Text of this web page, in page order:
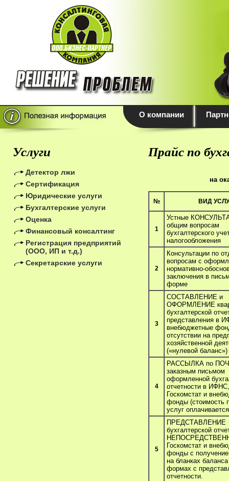
О компании
Прайс по
на
№ ВИД
1
Устные
общим вопросам
бухгалтерского
налогообложения
2
Консультации по
вопросам с
нормативно-
заключения в
форме
3
СОСТАВЛЕНИЕ и
ОФОРМЛЕНИЕ
бухгалтерской
представления в
внебюджетные
отсутствии на
хозяйственной
(«нулевой баланс»)
4
РАССЫЛКА по
заказным письмом
оформленной
отчетности в ИФНС,
Госкомстат и
фонды (стоимость
услуг
5
ПРЕДСТАВЛЕНИЕ
бухгалтерской
Госкомстат и
фонды с
на бланках
формах с
отчетности.
Услуги
Детектор лжи
Сертификация
Юридические услуги
Бухгалтерские услуги
Оценка
Финансовый консалтинг
Регистрация предприятий
(ООО, ИП и т.д.)
Секретарские услуги